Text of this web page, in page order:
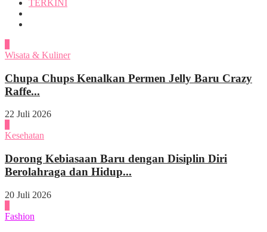
TERKINI
Wisata & Kuliner
Chupa Chups Kenalkan Permen Jelly Baru Crazy
Raffe...
22 Juli 2026
Kesehatan
Dorong Kebiasaan Baru dengan Disiplin Diri
Berolahraga dan Hidup...
20 Juli 2026
Fashion